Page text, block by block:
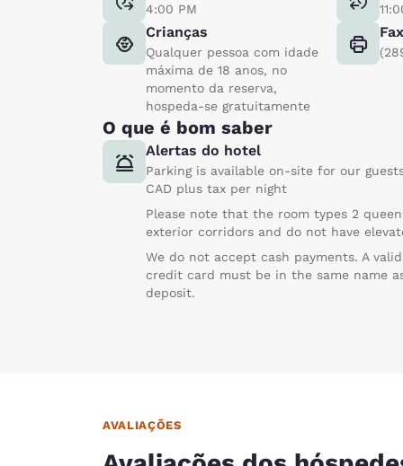
4:00 PM
Crianças
Qualquer pessoa com idade
máxima de 18 anos, no
momento da reserva,
hospeda-se gratuitamente
Fax
O que é bom saber
Alertas do hotel
Parking is available on-site for our
CAD plus tax per night
Please note that the room types 2
exterior corridors and do not have
We do not accept cash payments. A
credit card must be in the same name
deposit.
AVALIAÇÕES